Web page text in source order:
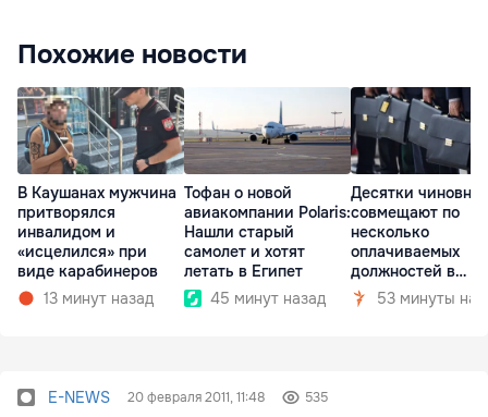
Похожие новости
В Каушанах мужчина
притворялся
инвалидом и
«исцелился» при
виде карабинеров
13 минут назад
Тофан о новой
авиакомпании Polaris:
Нашли старый
самолет и хотят
летать в Египет
45 минут назад
Десятки
совмещают по
несколько
оплачиваемых
должностей в
госкомпаниях
53 минуты
E-NEWS 20 февраля 2011, 11:48 535